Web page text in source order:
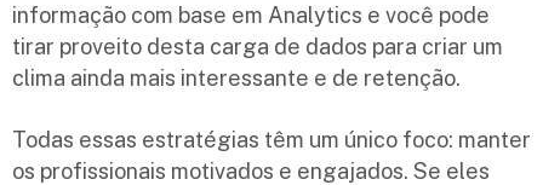
informação com base em Analytics e você pode
tirar proveito desta carga de dados para criar um
clima ainda mais interessante e de retenção.
Todas essas estratégias têm um único foco: manter
os profissionais motivados e engajados. Se eles